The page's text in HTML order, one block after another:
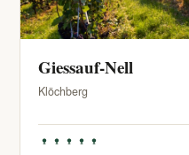
Giessauf-Nell
Klöchberg